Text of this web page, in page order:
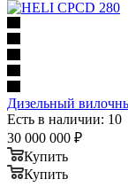
Дизельный
Есть в наличии: 10
30 000 000 ₽
Купить
Купить